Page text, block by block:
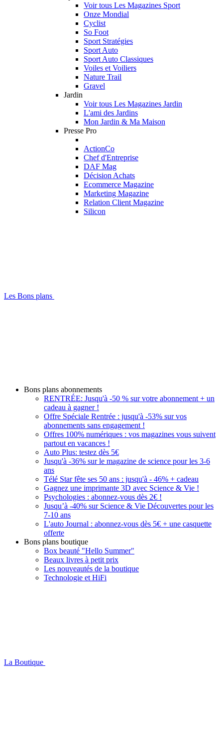
Voir tous Les Magazines Sport
Onze Mondial
Cyclist
So Foot
Sport Stratégies
Sport Auto
Sport Auto Classiques
Voiles et Voiliers
Nature Trail
Gravel
Jardin
Voir tous Les Magazines Jardin
L'ami des Jardins
Mon Jardin & Ma Maison
Presse Pro
ActionCo
Chef d'Entreprise
DAF Mag
Décision Achats
Ecommerce Magazine
Marketing Magazine
Relation Client Magazine
Silicon
Les Bons plans
Bons plans abonnements
RENTRÉE: Jusqu'à -50 % sur votre abonnement + un
cadeau à gagner !
Offre Spéciale Rentrée : jusqu'à -53% sur vos
abonnements sans engagement !
Offres 100% numériques : vos magazines vous suivent
partout en vacances !
Auto Plus: testez dès 5€
Jusqu'à -36% sur le magazine de science pour les 3-6
ans
Télé Star fête ses 50 ans : jusqu'à - 46% + cadeau
Gagnez une imprimante 3D avec Science & Vie !
Psychologies : abonnez-vous dès 2€ !
Jusqu’à -40% sur Science & Vie Découvertes pour les
7-10 ans
L'auto Journal : abonnez-vous dès 5€ + une casquette
offerte
Bons plans boutique
Box beauté "Hello Summer"
Beaux livres à petit prix
Les nouveautés de la boutique
Technologie et HiFi
La Boutique